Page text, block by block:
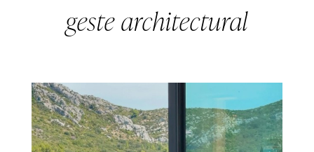
geste architectural